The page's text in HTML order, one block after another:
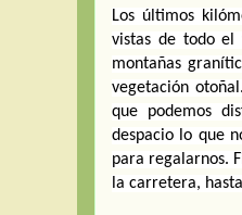
Los últimos
vistas de todo
montañas
vegetación
que podemos
despacio lo que
para regalarnos.
la carretera,